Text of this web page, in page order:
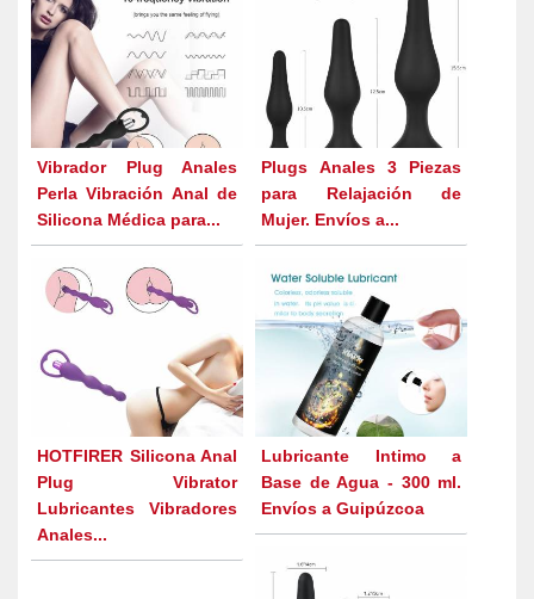
Vibrador Plug Anales
Perla Vibración Anal de
Silicona Médica para...
Plugs Anales 3 Piezas
para Relajación de
Mujer. Envíos a...
HOTFIRER Silicona Anal
Plug Vibrator
Lubricantes Vibradores
Anales...
Lubricante Intimo a
Base de Agua - 300 ml.
Envíos a Guipúzcoa